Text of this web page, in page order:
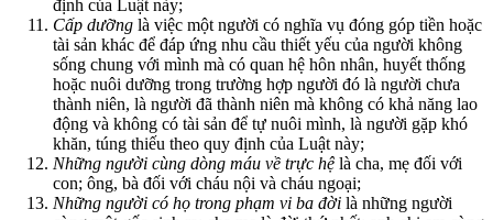
định của Luật này;
Cấp dưỡng là việc một người có nghĩa vụ đóng góp tiền hoặc
tài sản khác để đáp ứng nhu cầu thiết yếu của người không
sống chung với mình mà có quan hệ hôn nhân, huyết thống
hoặc nuôi dưỡng trong trường hợp người đó là người chưa
thành niên, là người đã thành niên mà không có khả năng lao
động và không có tài sản để tự nuôi mình, là người gặp khó
khăn, túng thiếu theo quy định của Luật này;
Những người cùng dòng máu về trực hệlà cha, mẹ đối với
con; ông, bà đối với cháu nội và cháu ngoại;
Những người có họ trong phạm vi ba đời là những người